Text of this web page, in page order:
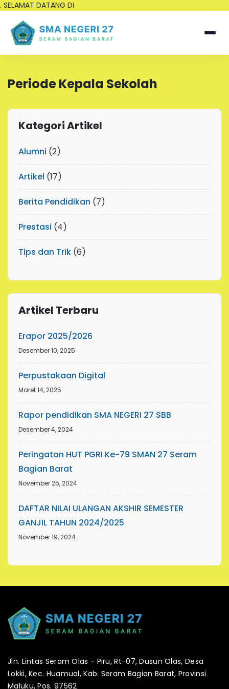
. SELAMAT DATANG DI
Periode Kepala Sekolah
Kategori Artikel
Alumni (2)
Artikel (17)
Berita Pendidikan (7)
Prestasi (4)
Tips dan Trik (6)
Artikel Terbaru
Erapor 2025/2026
Desember 10, 2025
Perpustakaan Digital
Maret 14, 2025
Rapor pendidikan SMA NEGERI 27 SBB
Desember 4, 2024
Peringatan HUT PGRI Ke-79 SMAN 27 Seram
Bagian Barat
November 25, 2024
DAFTAR NILAI ULANGAN AKSHIR SEMESTER
GANJIL TAHUN 2024/2025
November 19, 2024
Jln. Lintas Seram Olas - Piru, Rt-07, Dusun Olas, Desa
Lokki, Kec. Huamual, Kab. Seram Bagian Barat, Provinsi
Maluku, Pos. 97562